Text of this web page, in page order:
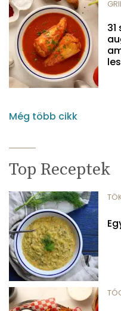
Még több cikk
Top Receptek